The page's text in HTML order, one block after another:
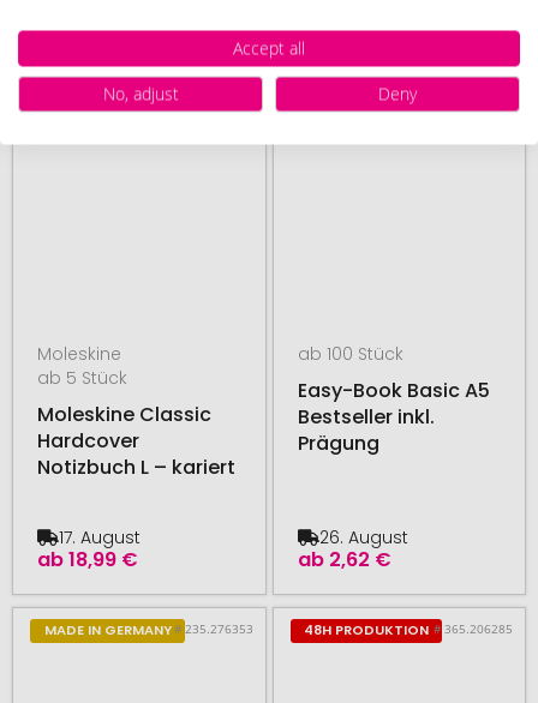
48H PRODUKTION # 500.125895
Moleskine
ab 5 Stück
Moleskine Classic
Hardcover
Notizbuch L – kariert
ab18,99 €
17. August
MADE IN GERMANY# 235.276356
ab 100 Stück
Easy-Book Basic A5
Bestseller inkl.
Prägung
ab 2,62 €
26. August
MADE IN GERMANY# 235.276353 48H PRODUKTION # 365.206285
Accept all
No, adjust
Deny